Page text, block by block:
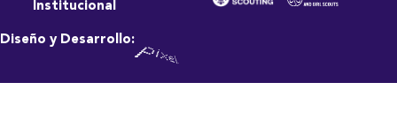
Institucional
Diseño y Desarrollo: